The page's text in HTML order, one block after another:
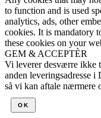
to function and is used
analytics, ads, other
cookies. It is mandatory
these cookies on your
GEM & ACCEPTÈR
Vi leverer desværre ikke
anden leveringsadresse
så vi kan aftale nærmere
OK